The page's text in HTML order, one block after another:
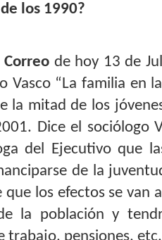
los 1990?
Correo de hoy 13 de
Vasco “La familia en
la mitad de los
Dice el
del Ejecutivo que
de la
los efectos se van
la población y
trabajo, pensiones, etc.